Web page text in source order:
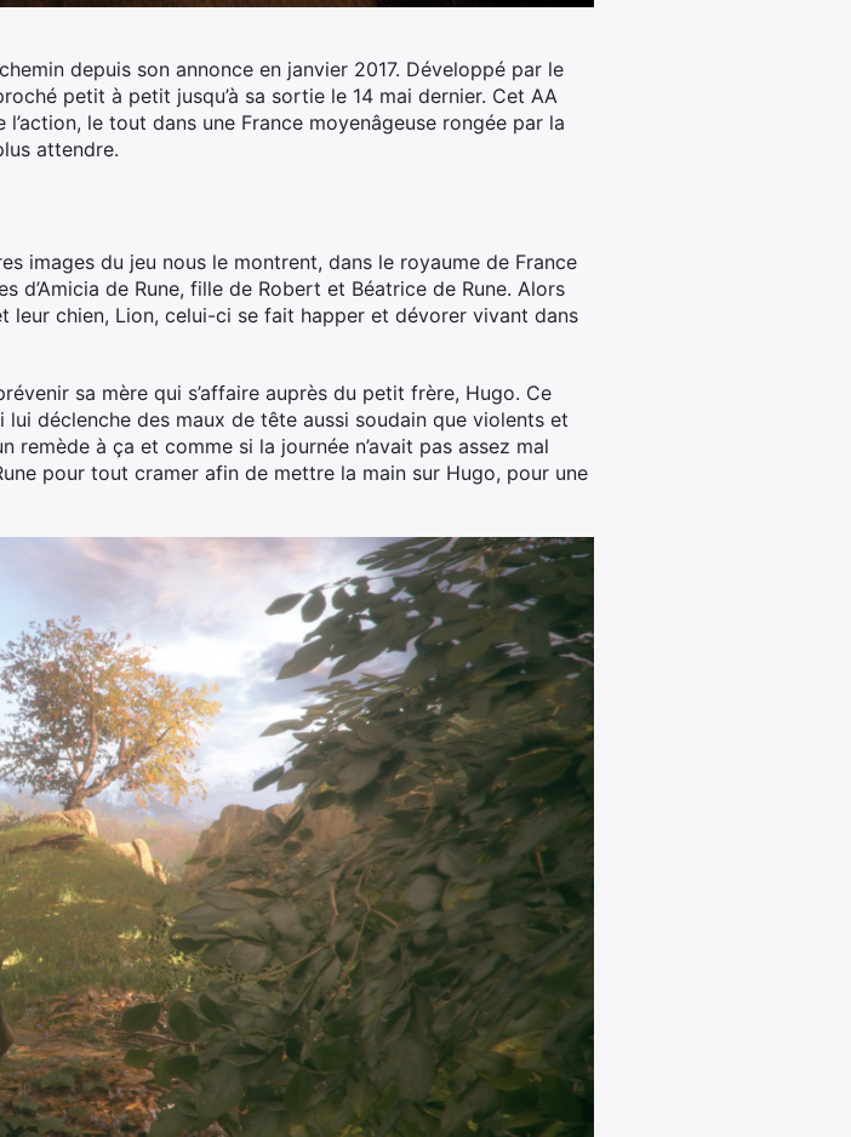
depuis son annonce en janvier 2017. Développé par le
petit à petit jusqu’à sa sortie le 14 mai dernier. Cet AA
le tout dans une France moyenâgeuse rongée par la
attendre.
images du jeu nous le montrent, dans le royaume de France
d’Amicia de Rune, fille de Robert et Béatrice de Rune. Alors
chien, Lion, celui-ci se fait happer et dévorer vivant dans
sa mère qui s’affaire auprès du petit frère, Hugo. Ce
déclenche des maux de tête aussi soudain que violents et
à ça et comme si la journée n’avait pas assez mal
pour tout cramer afin de mettre la main sur Hugo, pour une